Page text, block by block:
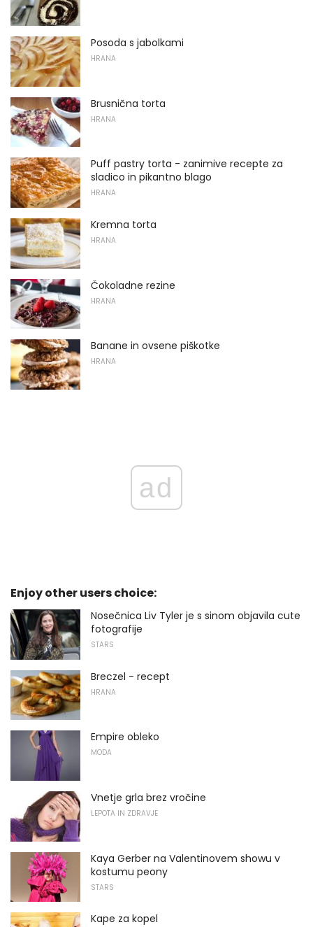
Posoda s jabolkami
HRANA
Brusnična torta
HRANA
Puff pastry torta - zanimive recepte za
sladico in pikantno blago
HRANA
Kremna torta
HRANA
Čokoladne rezine
HRANA
Banane in ovsene piškotke
HRANA
ad
Enjoy other users choice:
Nosečnica Liv Tyler je s sinom objavila cute
fotografije
STARS
Breczel - recept
HRANA
Empire obleko
MODA
Vnetje grla brez vročine
LEPOTA IN ZDRAVJE
Kaya Gerber na Valentinovem showu v
kostumu peony
STARS
Kape za kopel